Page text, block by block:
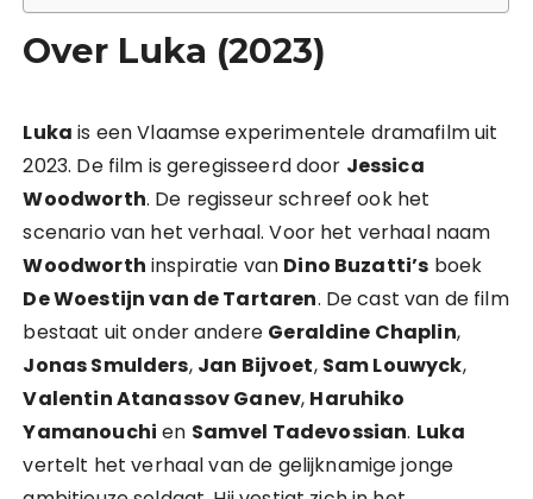
Over Luka (2023)
Luka is een Vlaamse experimentele dramafilm uit
2023. De film is geregisseerd door Jessica
Woodworth. De regisseur schreef ook het
scenario van het verhaal. Voor het verhaal naam
Woodworth inspiratie van Dino Buzatti’s boek
De Woestijn van de Tartaren. De cast van de film
bestaat uit onder andere Geraldine Chaplin,
Jonas Smulders, Jan Bijvoet, Sam Louwyck,
Valentin Atanassov Ganev, Haruhiko
Yamanouchi en Samvel Tadevossian. Luka
vertelt het verhaal van de gelijknamige jonge